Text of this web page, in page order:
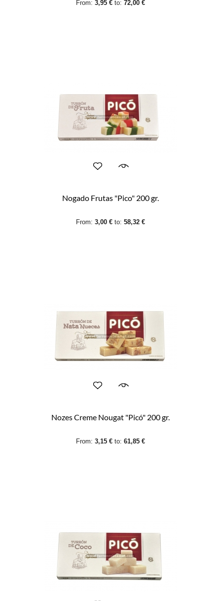
From: 3,95 € to: 72,00 €
Nogado Frutas "Pico" 200 gr.
From: 3,00 € to: 58,32 €
Nozes Creme Nougat "Picó" 200 gr.
From: 3,15 € to: 61,85 €